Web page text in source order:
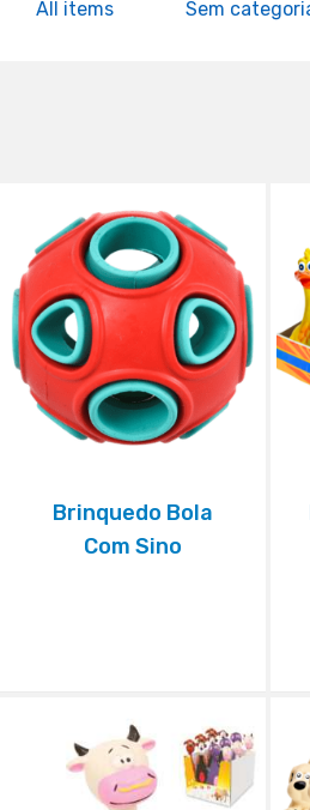
All items Sem
Brinquedo Bola
Com Sino